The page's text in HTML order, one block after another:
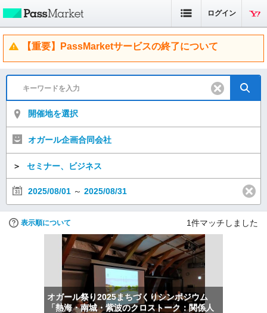
ログイン
【重要】PassMarketサービスの終了について
開催地を選択
オガール企画合同会社
＞ セミナー、ビジネス
2025/08/01 ～ 2025/08/31
表示順について 1件マッチしました
オガール祭り2025まちづくりシンポジウム
「熱海・南城・紫波のクロストーク：関係人